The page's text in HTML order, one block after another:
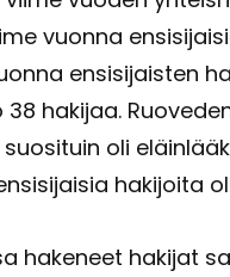
vuon­na
en­si­si­jais­ten
ha­ki­jaa.
oli
ha­ki­joi­ta oli
ha­ke­neet ha­ki­jat